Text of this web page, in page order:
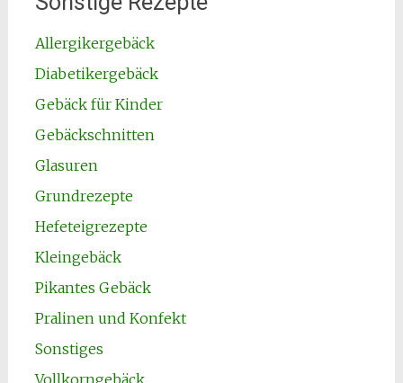
Allergikergebäck
Diabetikergebäck
Gebäck für Kinder
Gebäckschnitten
Glasuren
Grundrezepte
Hefeteigrezepte
Kleingebäck
Pikantes Gebäck
Pralinen und Konfekt
Sonstiges
Vollkorngebäck